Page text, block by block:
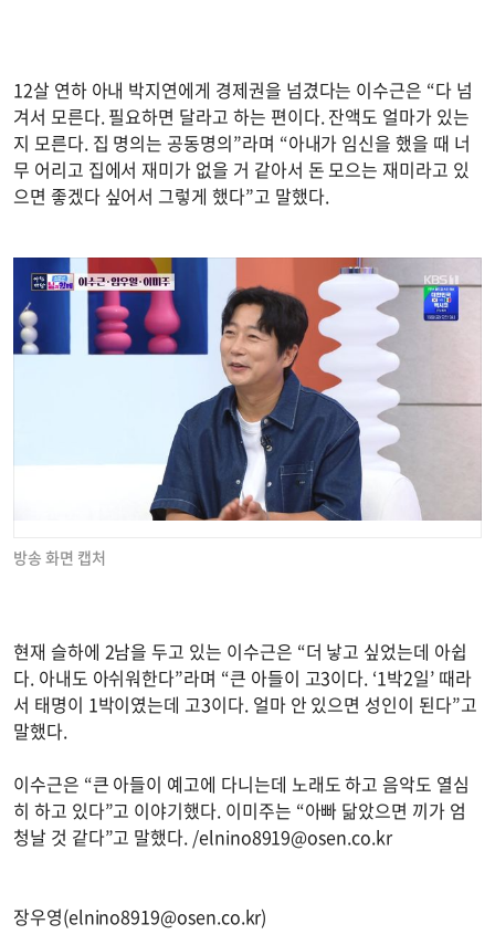
12살 연하 아내 박지연에게 경제권을 넘겼다는 이수근은 “다 넘
겨서 모른다. 필요하면 달라고 하는 편이다. 잔액도 얼마가 있는
지 모른다. 집 명의는 공동명의”라며 “아내가 임신을 했을 때 너
무 어리고 집에서 재미가 없을 거 같아서 돈 모으는 재미라고 있
으면 좋겠다 싶어서 그렇게 했다”고 말했다.
방송 화면 캡처
현재 슬하에 2남을 두고 있는 이수근은 “더 낳고 싶었는데 아쉽
다. 아내도 아쉬워한다”라며 “큰 아들이 고3이다. ‘1박2일’ 때라
서 태명이 1박이였는데 고3이다. 얼마 안 있으면 성인이 된다”고
말했다.
이수근은 “큰 아들이 예고에 다니는데 노래도 하고 음악도 열심
히 하고 있다”고 이야기했다. 이미주는 “아빠 닮았으면 끼가 엄
청날 것 같다”고 말했다. /elnino8919@osen.co.kr
장우영(elnino8919@osen.co.kr)